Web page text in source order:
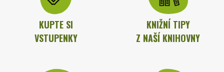
KUPTE SI
VSTUPENKY
KNIŽNÍ TIPY
Z NAŠÍ KNIHOVNY